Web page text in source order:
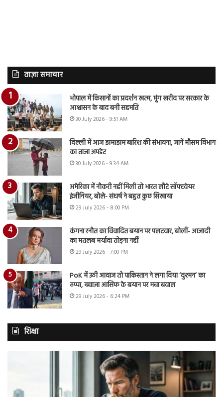
ताज़ा समाचार
भोपाल में किसानों का प्रदर्शन खत्म, मूंग खरीद पर सरकार के
आश्वासन के बाद बनी सहमति
30 July 2026 - 9:51 AM
दिल्ली में आज झमाझम बारिश की संभावना, जानें मौसम विभाग
का ताजा अपडेट
30 July 2026 - 9:34 AM
अमेरिका में नौकरी नहीं मिली तो भारत लौटे सॉफ्टवेयर
इंजीनियर, बोले- संघर्ष ने बहुत कुछ सिखाया
29 July 2026 - 8:00 PM
कंगना रनौत का विवादित बयान पर पलटवार, बोलीं- आजादी
का मतलब मर्यादा तोड़ना नहीं
29 July 2026 - 7:00 PM
PoK में उठी आवाज तो पाकिस्तान ने लगा दिया ‘दुश्मन’ का
ठप्पा, ख्वाजा आसिफ के बयान पर मचा बवाल
29 July 2026 - 6:24 PM
शिक्षा